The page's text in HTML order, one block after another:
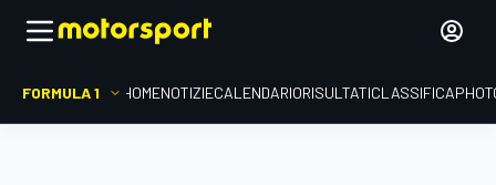
FORMULA 1 HOMENOTIZIECALENDARIORISULTATICLASSIFICA